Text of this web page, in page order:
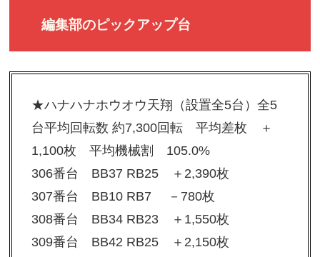
編集部のピックアップ台
★ハナハナホウオウ天翔（設置全5台）全5
台平均回転数 約7,300回転 平均差枚 ＋
1,100枚 平均機械割 105.0%
306番台 BB37 RB25 ＋2,390枚
307番台 BB10 RB7 －780枚
308番台 BB34 RB23 ＋1,550枚
309番台 BB42 RB25 ＋2,150枚